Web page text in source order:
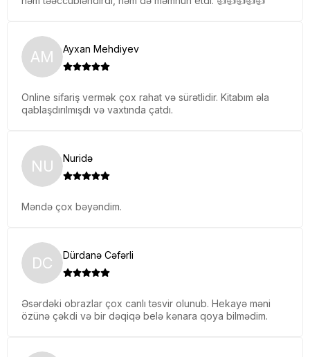
AM Ayxan Mehdiyev
Online sifariş vermək çox rahat və sürətlidir. Kitabım əla
qablaşdırılmışdı və vaxtında çatdı.
NU Nuridə
Məndə çox bəyəndim.
DC Dürdanə Cəfərli
Əsərdəki obrazlar çox canlı təsvir olunub. Hekayə məni
özünə çəkdi və bir dəqiqə belə kənara qoya bilmədim.